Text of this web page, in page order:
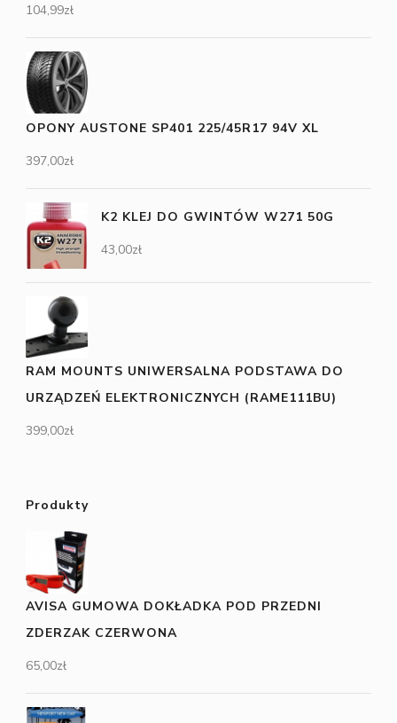
104,99zł
OPONY AUSTONE SP401 225/45R17 94V XL
397,00zł
K2 KLEJ DO GWINTÓW W271 50G
43,00zł
RAM MOUNTS UNIWERSALNA PODSTAWA DO
URZĄDZEŃ ELEKTRONICZNYCH (RAME111BU)
399,00zł
Produkty
AVISA GUMOWA DOKŁADKA POD PRZEDNI
ZDERZAK CZERWONA
65,00zł